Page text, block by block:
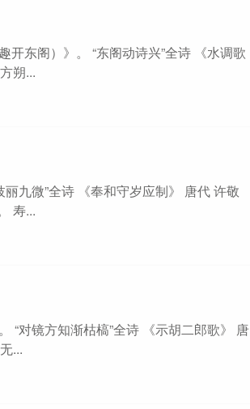
开东阁）》。 “东阁动诗兴”全诗 《水调歌
朔...
九微”全诗 《奉和守岁应制》 唐代 许敬
寿...
“对镜方知渐枯槁”全诗 《示胡二郎歌》 唐
...